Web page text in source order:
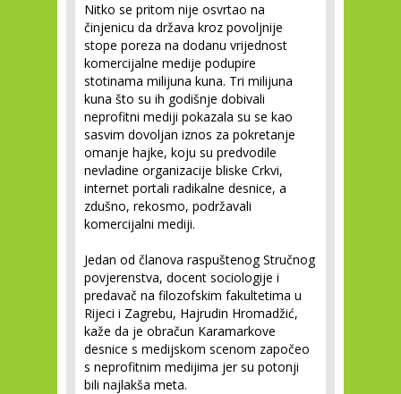
Nitko se pritom nije osvrtao na
činjenicu da država kroz povoljnije
stope poreza na dodanu vrijednost
komercijalne medije podupire
stotinama milijuna kuna. Tri milijuna
kuna što su ih godišnje dobivali
neprofitni mediji pokazala su se kao
sasvim dovoljan iznos za pokretanje
omanje hajke, koju su predvodile
nevladine organizacije bliske Crkvi,
internet portali radikalne desnice, a
zdušno, rekosmo, podržavali
komercijalni mediji.
Jedan od članova raspuštenog Stručnog
povjerenstva, docent sociologije i
predavač na filozofskim fakultetima u
Rijeci i Zagrebu, Hajrudin Hromadžić,
kaže da je obračun Karamarkove
desnice s medijskom scenom započeo
s neprofitnim medijima jer su potonji
bili najlakša meta.